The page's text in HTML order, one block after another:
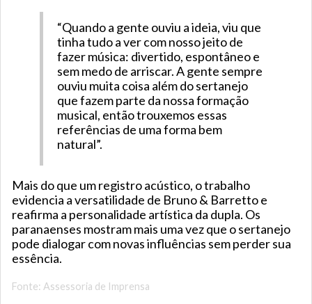
“Quando a gente ouviu a ideia, viu que
tinha tudo a ver com nosso jeito de
fazer música: divertido, espontâneo e
sem medo de arriscar. A gente sempre
ouviu muita coisa além do sertanejo
que fazem parte da nossa formação
musical, então trouxemos essas
referências de uma forma bem
natural”.
Mais do que um registro acústico, o trabalho
evidencia a versatilidade de Bruno & Barretto e
reafirma a personalidade artística da dupla. Os
paranaenses mostram mais uma vez que o sertanejo
pode dialogar com novas influências sem perder sua
essência.
Fonte: Assessoria de Imprensa